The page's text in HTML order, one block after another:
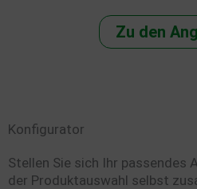
Zu den
Konfigurator
Stellen Sie sich Ihr passendes
der Produktauswahl selbst